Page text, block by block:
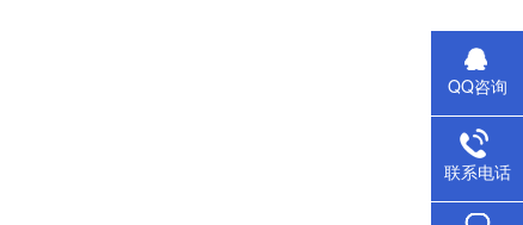
QQ咨询
联系电话